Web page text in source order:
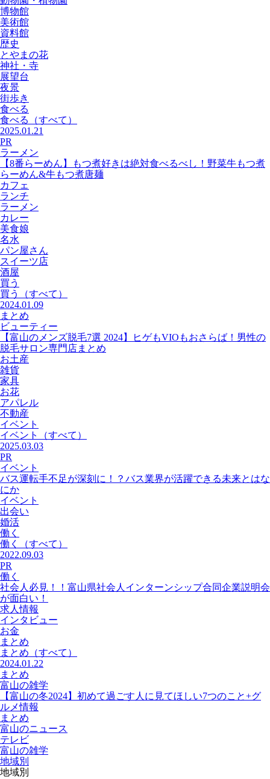
博物館
美術館
資料館
歴史
とやまの花
神社・寺
展望台
夜景
街歩き
食べる
食べる
（すべて）
2025.01.21
PR
ラーメン
【8番らーめん】もつ煮好きは絶対食べるべし！野菜牛もつ煮
らーめん&牛もつ煮唐麺
カフェ
ランチ
ラーメン
カレー
美食娘
名水
パン屋さん
スイーツ店
酒屋
買う
買う
（すべて）
2024.01.09
まとめ
ビューティー
【富山のメンズ脱毛7選 2024】ヒゲもVIOもおさらば！男性の
脱毛サロン専門店まとめ
お土産
雑貨
家具
お花
アパレル
不動産
イベント
イベント
（すべて）
2025.03.03
PR
イベント
バス運転手不足が深刻に！？バス業界が活躍できる未来とはな
にか
イベント
出会い
婚活
働く
働く
（すべて）
2022.09.03
PR
働く
社会人必見！！富山県社会人インターンシップ合同企業説明会
が面白い！
求人情報
インタビュー
お金
まとめ
まとめ （すべて）
2024.01.22
まとめ
富山の雑学
【富山の冬2024】初めて過ごす人に見てほしい7つのこと+グ
ルメ情報
まとめ
富山のニュース
テレビ
富山の雑学
地域別
地域別